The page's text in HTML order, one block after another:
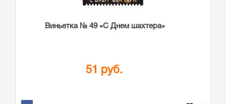
Виньетка № 49 «С Днем шахтера»
51 руб.